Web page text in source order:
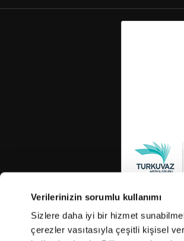
Verilerinizin sorumlu kullanımı
Sizlere daha iyi bir hizmet
çerezler vasıtasıyla çeşitli kişisel